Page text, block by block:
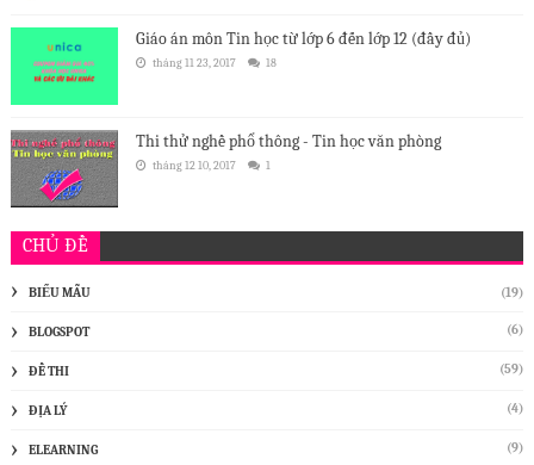
Giáo án môn Tin học từ lớp 6 đến lớp 12 (đầy đủ)
tháng 11 23, 2017 18
Thi thử nghề phổ thông - Tin học văn phòng
tháng 12 10, 2017 1
CHỦ ĐỀ
BIỂU MẪU (19)
BLOGSPOT (6)
ĐỀ THI (59)
ĐỊA LÝ (4)
ELEARNING (9)